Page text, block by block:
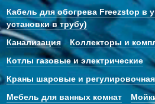
Кабель для обогрева Freezstop в
установки в трубу)
Канализация
Коллекторы и
Котлы газовые и электрические
Краны шаровые и
Мебель для ванных комнат